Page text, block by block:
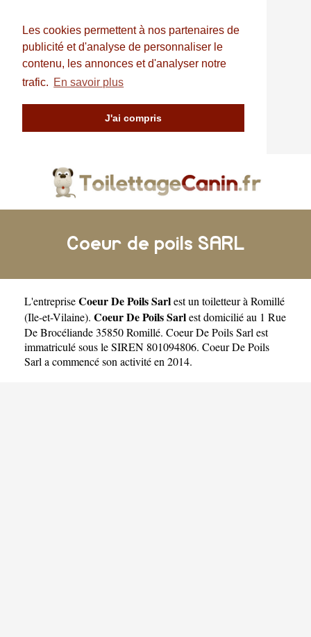
Les cookies permettent à nos partenaires de
publicité et d'analyse de personnaliser le
contenu, les annonces et d'analyser notre
trafic. En savoir plus
J'ai compris
Coeur de poils SARL
L'entrepriseCoeur De Poils Sarlest un toiletteur à Romillé
(Ile-et-Vilaine). Coeur De Poils Sarlest domicilié au 1 Rue
De Brocéliande 35850 Romillé. Coeur De Poils Sarl est
immatriculé sous le SIREN 801094806. Coeur De Poils
Sarl a commencé son activité en 2014.